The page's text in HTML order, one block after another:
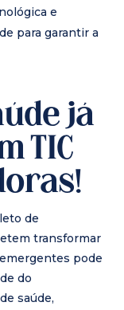
e
para garantir a
já
TIC
de
transformar
pode
do
saúde,